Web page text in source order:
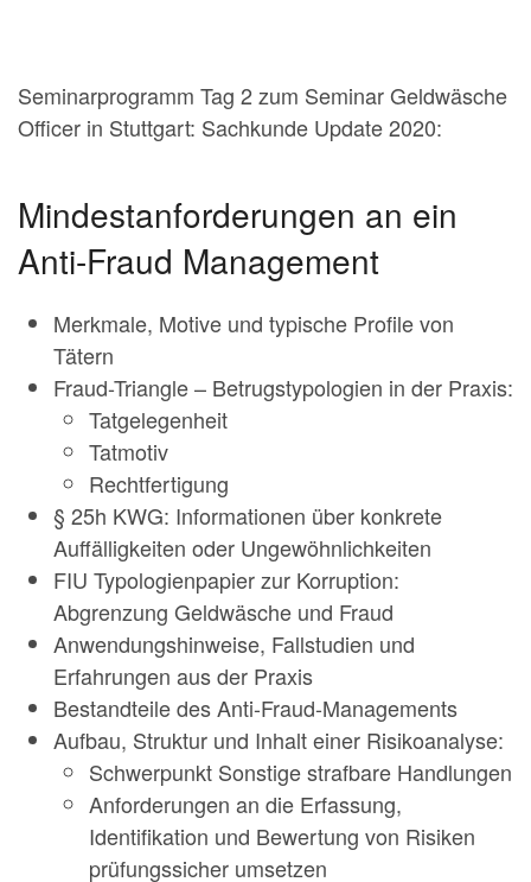
Seminarprogramm Tag 2 zum Seminar Geldwäsche
Officer in Stuttgart: Sachkunde Update 2020:
Mindestanforderungen an ein
Anti-Fraud Management
Merkmale, Motive und typische Profile von
Tätern
Fraud-Triangle – Betrugstypologien in der Praxis:
Tatgelegenheit
Tatmotiv
Rechtfertigung
§ 25h KWG: Informationen über konkrete
Auffälligkeiten oder Ungewöhnlichkeiten
FIU Typologienpapier zur Korruption:
Abgrenzung Geldwäsche und Fraud
Anwendungshinweise, Fallstudien und
Erfahrungen aus der Praxis
Bestandteile des Anti-Fraud-Managements
Aufbau, Struktur und Inhalt einer Risikoanalyse:
Schwerpunkt Sonstige strafbare Handlungen
Anforderungen an die Erfassung,
Identifikation und Bewertung von Risiken
prüfungssicher umsetzen